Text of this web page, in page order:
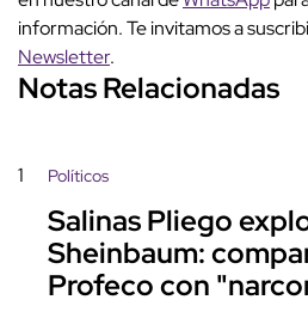
información. Te invitamos a
Newsletter.
Notas Relacionadas
1 Políticos
Salinas Pliego
Sheinbaum:
Profeco con